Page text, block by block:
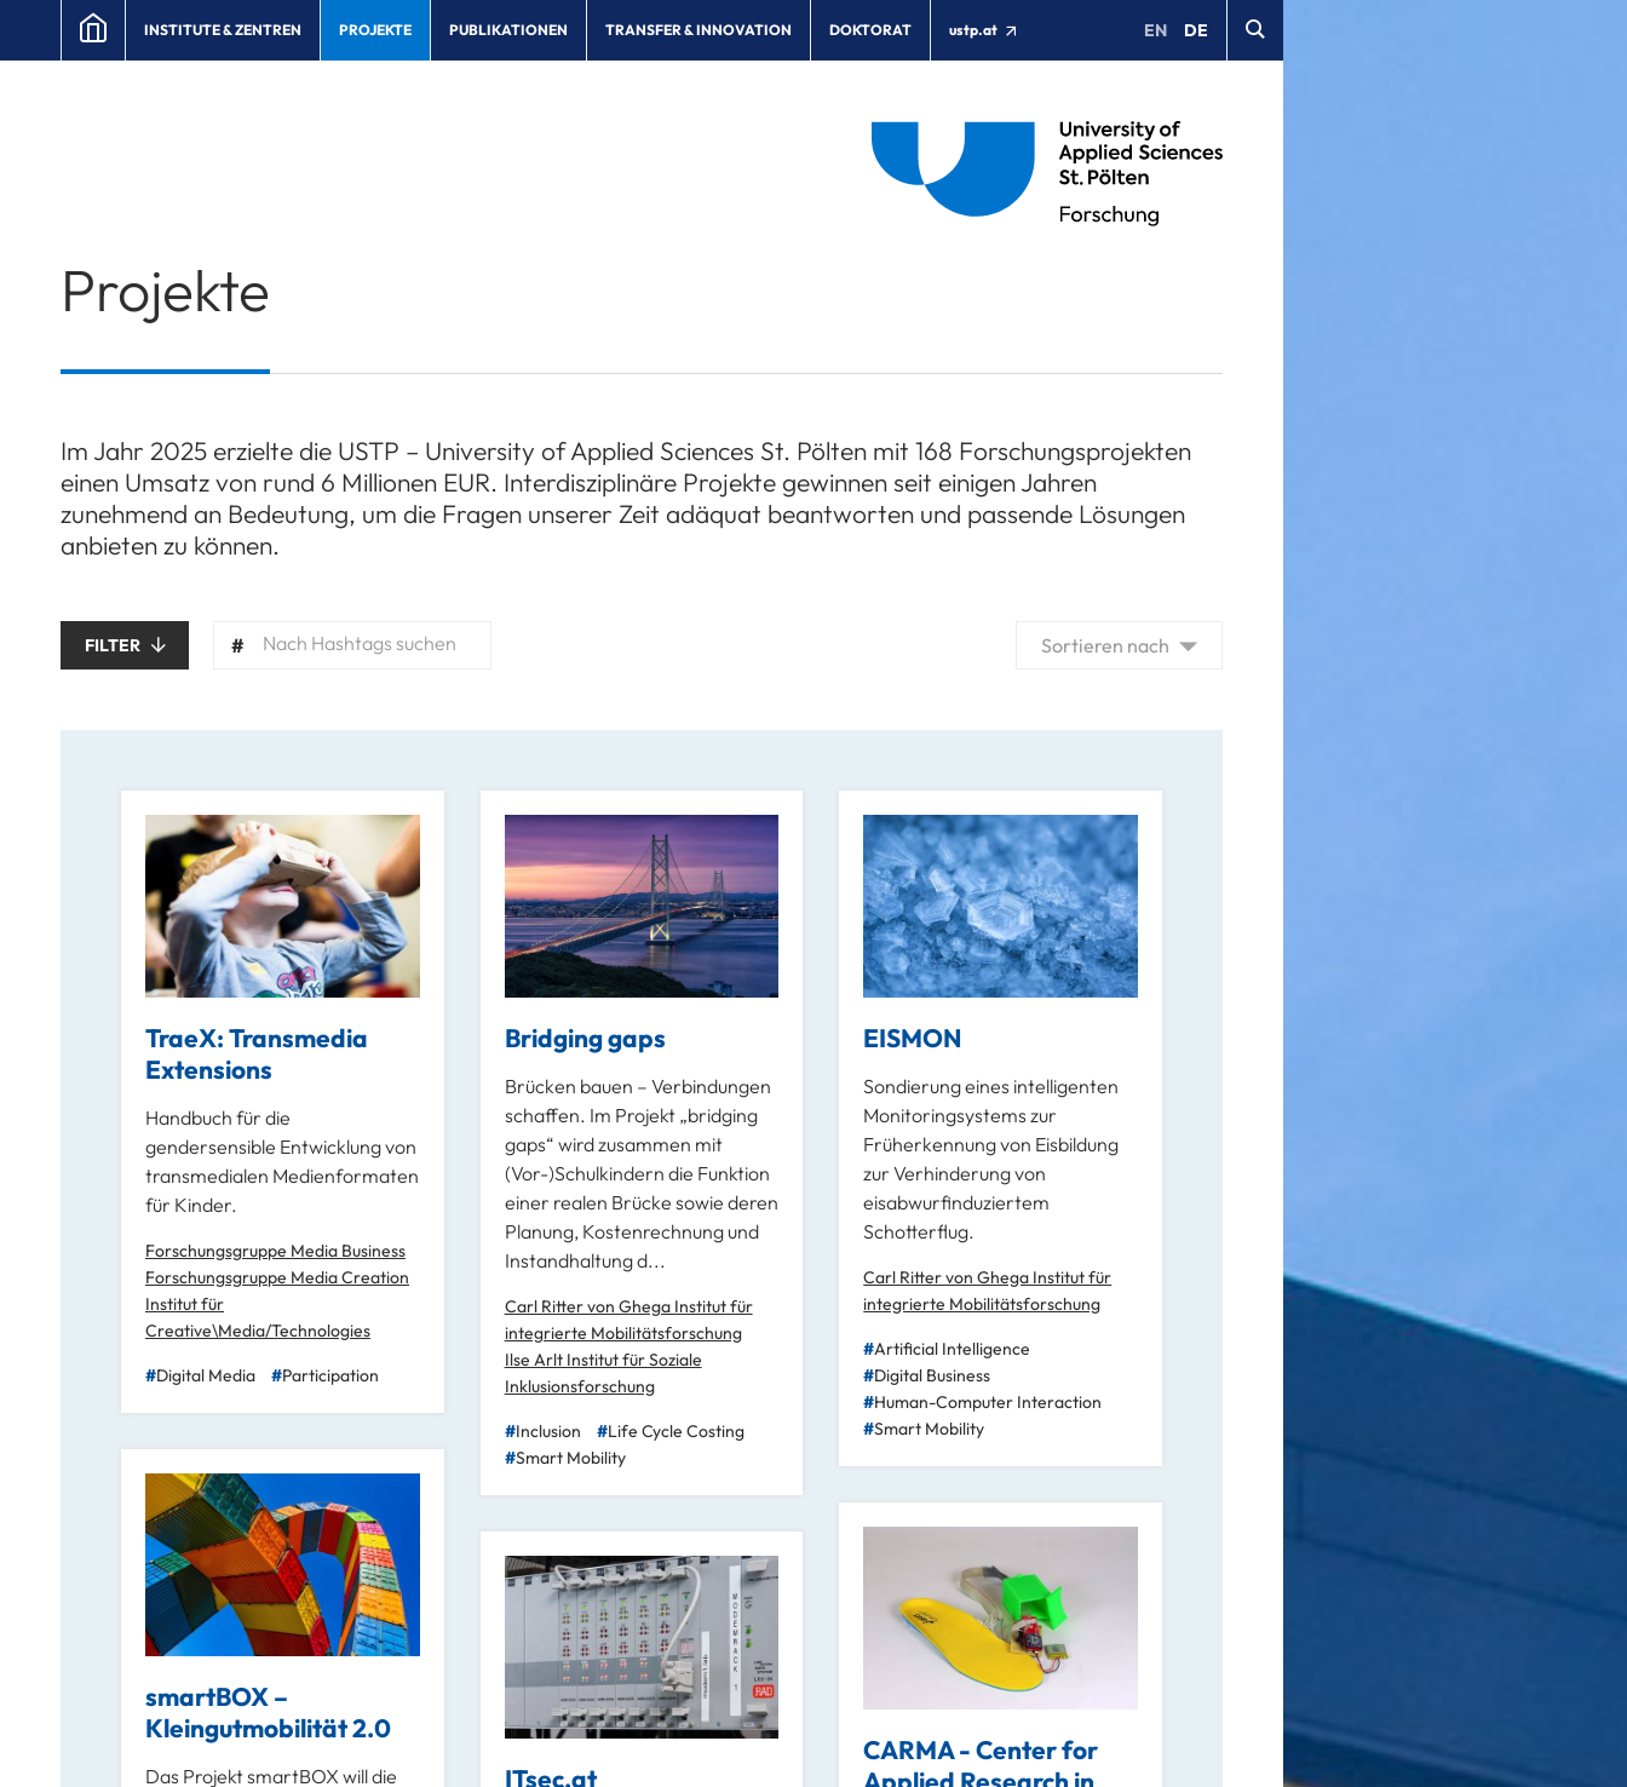
INSTITUTE & ZENTREN PROJEKTE PUBLIKATIONEN TRANSFER & INNOVATION DOKTORAT ustp.at EN DE
Projekte
Im Jahr 2025 erzielte die USTP – University of Applied Sciences St. Pölten mit 168 Forschungsprojekten
einen Umsatz von rund 6 Millionen EUR. Interdisziplinäre Projekte gewinnen seit einigen Jahren
zunehmend an Bedeutung, um die Fragen unserer Zeit adäquat beantworten und passende Lösungen
anbieten zu können.
FILTER Nach Hashtags suchen Sortieren nach
TraeX: Transmedia
Extensions
Handbuch für die
gendersensible Entwicklung von
transmedialen Medienformaten
für Kinder.
Forschungsgruppe Media Business
Forschungsgruppe Media Creation
Institut für
Creative\Media/Technologies
Digital Media Participation
Bridging gaps
Brücken bauen – Verbindungen
schaffen. Im Projekt „bridging
gaps“ wird zusammen mit
(Vor-)Schulkindern die Funktion
einer realen Brücke sowie deren
Planung, Kostenrechnung und
Instandhaltung d...
Carl Ritter von Ghega Institut für
integrierte Mobilitätsforschung
Ilse Arlt Institut für Soziale
Inklusionsforschung
Inclusion
Life Cycle Costing
Smart Mobility
EISMON
Sondierung eines intelligenten
Monitoringsystems zur
Früherkennung von Eisbildung
zur Verhinderung von
eisabwurfinduziertem
Schotterflug.
Carl Ritter von Ghega Institut für
integrierte Mobilitätsforschung
Artificial Intelligence
Digital Business
Human-Computer Interaction
Smart Mobility
smartBOX –
Kleingutmobilität 2.0
Das Projekt smartBOX will die
CARMA - Center for
ITsec.at